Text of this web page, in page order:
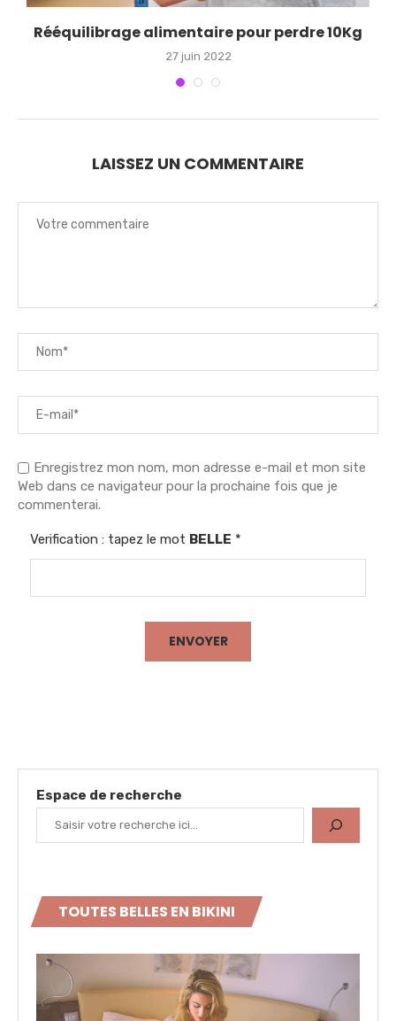
Rééquilibrage alimentaire pour perdre 10Kg
27 juin 2022
LAISSEZ UN COMMENTAIRE
Enregistrez mon nom, mon adresse e-mail et mon site
Web dans ce navigateur pour la prochaine fois que je
commenterai.
Verification : tapez le mot BELLE *
Espace de recherche
TOUTES BELLES EN BIKINI